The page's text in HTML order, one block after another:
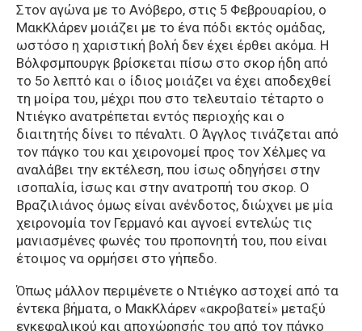
Στον αγώνα με το Ανόβερο, στις 5 Φεβρουαρίου, ο
ΜακΚλάρεν μοιάζει με το ένα πόδι εκτός ομάδας,
ωστόσο η χαριστική βολή δεν έχει έρθει ακόμα. Η
Βόλφσμπουργκ βρίσκεται πίσω στο σκορ ήδη από
το 5ο λεπτό και ο ίδιος μοιάζει να έχει αποδεχθεί
τη μοίρα του, μέχρι που στο τελευταίο τέταρτο ο
Ντιέγκο ανατρέπεται εντός περιοχής και ο
διαιτητής δίνει το πέναλτι. Ο Άγγλος τινάζεται από
τον πάγκο του και χειρονομεί προς τον Χέλμες να
αναλάβει την εκτέλεση, που ίσως οδηγήσει στην
ισοπαλία, ίσως και στην ανατροπή του σκορ. Ο
Βραζιλιάνος όμως είναι ανένδοτος, διώχνει με μία
χειρονομία τον Γερμανό και αγνοεί εντελώς τις
μανιασμένες φωνές του προπονητή του, που είναι
έτοιμος να ορμήσει στο γήπεδο.
Όπως μάλλον περιμένετε ο Ντιέγκο αστοχεί από τα
έντεκα βήματα, ο ΜακΚλάρεν «ακροβατεί» μεταξύ
εγκεφαλικού και αποχώρησής του από τον πάγκο